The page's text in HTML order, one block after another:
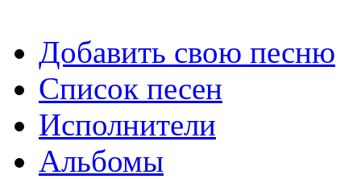
Добавить свою песню
Список песен
Исполнители
Альбомы